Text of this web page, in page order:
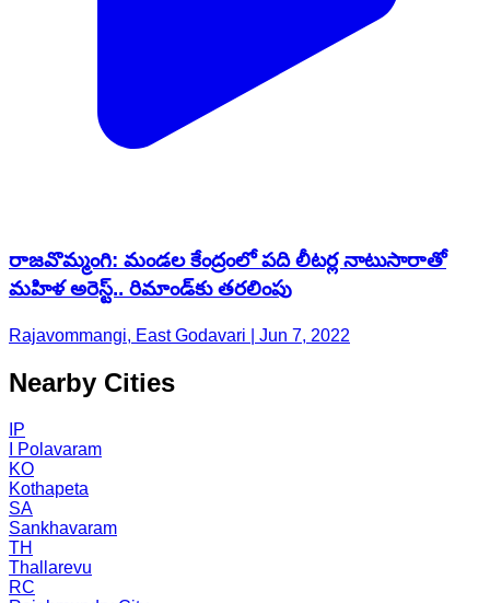
రాజవొమ్మంగి: మండ‌ల కేంద్రంలో పది లీటర్ల నాటుసారాతో
మహిళ అరెస్ట్.. రిమాండ్‌కు తరలింపు
Rajavommangi, East Godavari | Jun 7, 2022
Nearby Cities
IP
I Polavaram
KO
Kothapeta
SA
Sankhavaram
TH
Thallarevu
RC